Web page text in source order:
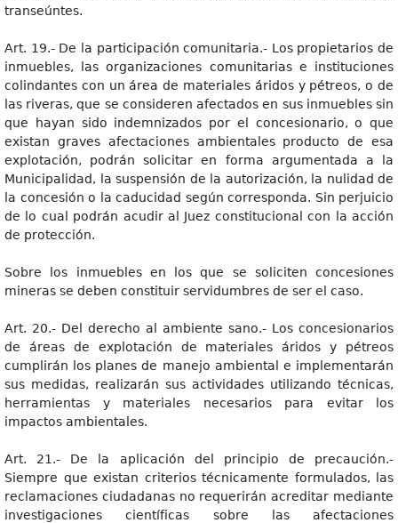
transeúntes.
Art. 19.- De la participación comunitaria.- Los propietarios de
inmuebles, las organizaciones comunitarias e instituciones
colindantes con un área de materiales áridos y pétreos, o de
las riveras, que se consideren afectados en sus inmuebles sin
que hayan sido indemnizados por el concesionario, o que
existan graves afectaciones ambientales producto de esa
explotación, podrán solicitar en forma argumentada a la
Municipalidad, la suspensión de la autorización, la nulidad de
la concesión o la caducidad según corresponda. Sin perjuicio
de lo cual podrán acudir al Juez constitucional con la acción
de protección.
Sobre los inmuebles en los que se soliciten concesiones
mineras se deben constituir servidumbres de ser el caso.
Art. 20.- Del derecho al ambiente sano.- Los concesionarios
de áreas de explotación de materiales áridos y pétreos
cumplirán los planes de manejo ambiental e implementarán
sus medidas, realizarán sus actividades utilizando técnicas,
herramientas y materiales necesarios para evitar los
impactos ambientales.
Art. 21.- De la aplicación del principio de precaución.-
Siempre que existan criterios técnicamente formulados, las
reclamaciones ciudadanas no requerirán acreditar mediante
investigaciones científicas sobre las afectaciones